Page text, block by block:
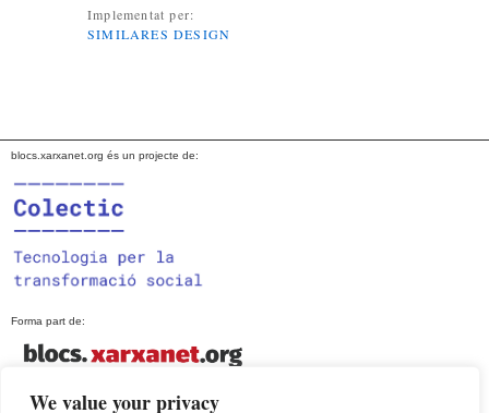
We value your privacy
Implementat per:
SIMILARES DESIGN
blocs.xarxanet.org és un projecte de:
Forma part de: